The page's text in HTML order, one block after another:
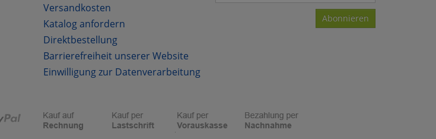
Versandkosten
Katalog anfordern
Direktbestellung
Barrierefreiheit unserer Website
Einwilligung zur Datenverarbeitung
Abonnieren